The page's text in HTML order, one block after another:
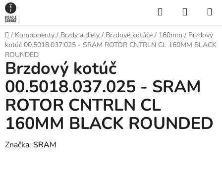
Prejsť
na
obsah
Hľadať
KOŠÍK
Domov
/ Komponenty / Brzdy a diely / Brzdové kotúče / 160mm / Brzdový
kotúč 00.5018.037.025 - SRAM ROTOR CNTRLN CL 160MM BLACK
ROUNDED
Brzdový kotúč
00.5018.037.025 - SRAM
ROTOR CNTRLN CL
160MM BLACK ROUNDED
Značka: SRAM